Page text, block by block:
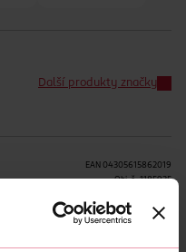
Další produkty značky
EAN 04305615862019
Obj. č.:1185935